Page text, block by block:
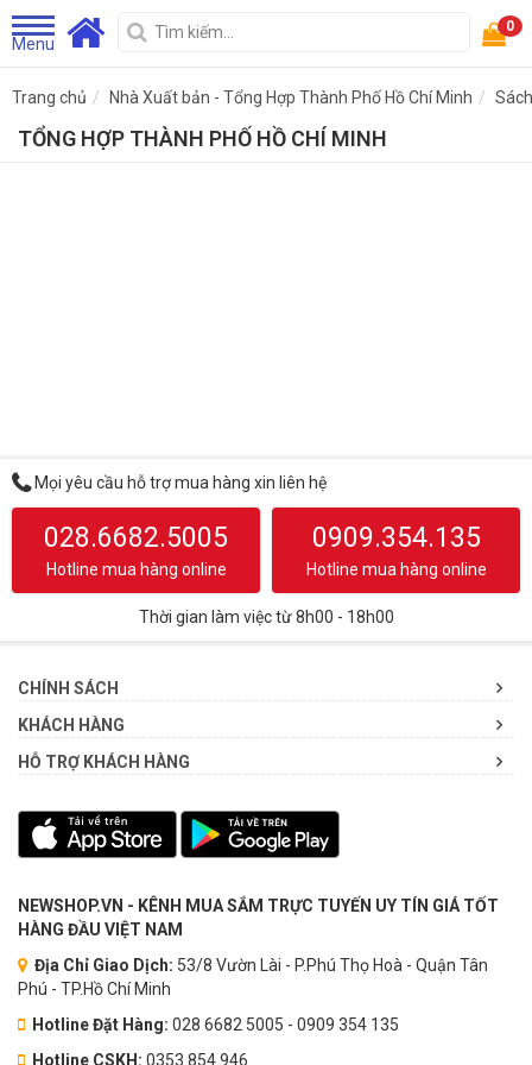
Menu
0
Trang chủ Nhà Xuất bản - Tổng Hợp Thành Phố Hồ Chí Minh
TỔNG HỢP THÀNH PHỐ HỒ CHÍ MINH
Mọi yêu cầu hỗ trợ mua hàng xin liên hệ
028.6682.5005
Hotline mua hàng online
0909.354.135
Hotline mua hàng online
Thời gian làm việc từ 8h00 - 18h00
CHÍNH SÁCH
KHÁCH HÀNG
HỖ TRỢ KHÁCH HÀNG
NEWSHOP.VN - KÊNH MUA SẮM TRỰC TUYẾN UY TÍN GIÁ TỐT
HÀNG ĐẦU VIỆT NAM
Địa Chỉ Giao Dịch: 53/8 Vườn Lài - P.Phú Thọ Hoà - Quận Tân
Phú - TP.Hồ Chí Minh
Hotline Đặt Hàng: 028 6682 5005 - 0909 354 135
Hotline CSKH: 0353.854.946